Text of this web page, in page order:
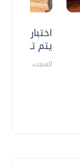
اختبارات
يتم
السبت، 18 يوليو 2026 09:22 ص